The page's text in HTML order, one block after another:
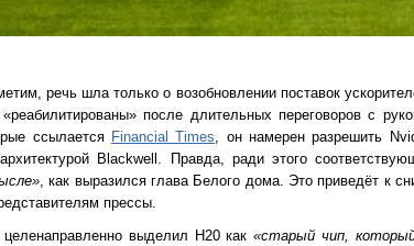
речь шла только о возобновлении поставок
после длительных переговоров с
ссылается Financial Times, он намерен разрешить
Blackwell. Правда, ради этого
, как выразился глава Белого дома. Это приведёт к
прессы.
выделил H20 как«старый чип,